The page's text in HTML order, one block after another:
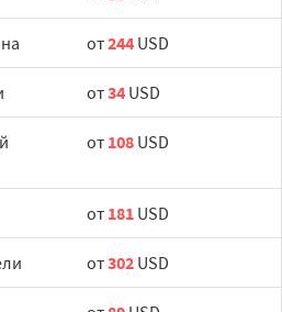
от244 USD
от34 USD
от 108 USD
от 181 USD
от302 USD